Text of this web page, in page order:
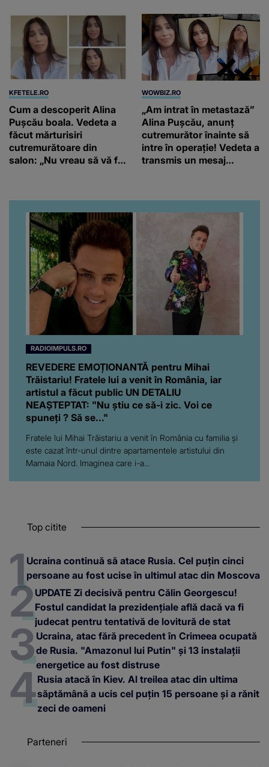
KFETELE.RO
Cum a descoperit Alina
Pușcău boala. Vedeta a
făcut mărturisiri
cutremurătoare din
salon: „Nu vreau să vă fie
WOWBIZ.RO
„Am intrat în metastază”
Alina Pușcău, anunț
cutremurător înainte să
intre în operație! Vedeta a
transmis un mesaj
RADIOIMPULS.RO
REVEDERE EMOȚIONANTĂ pentru Mihai
Trăistariu! Fratele lui a venit în România, iar
artistul a făcut public UN DETALIU
NEAȘTEPTAT: "Nu știu ce să-i zic. Voi ce
spuneți ? Să se..."
Fratele lui Mihai Trăistariu a venit în România cu familia și
este cazat într-unul dintre apartamentele artistului din
Mamaia Nord. Imaginea care i-a...
Top citite
Ucraina continuă să atace Rusia. Cel puțin cinci
persoane au fost ucise în ultimul atac din Moscova
UPDATE Zi decisivă pentru Călin Georgescu!
Fostul candidat la prezidențiale află dacă va fi
judecat pentru tentativă de lovitură de stat
Ucraina, atac fără precedent în Crimeea ocupată
de Rusia. "Amazonul lui Putin" și 13 instalații
energetice au fost distruse
Rusia atacă în Kiev. Al treilea atac din ultima
săptămână a ucis cel puțin 15 persoane și a rănit
zeci de oameni
Parteneri